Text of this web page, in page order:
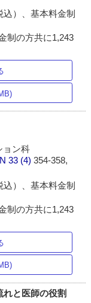
）、基本料金制
制の方共に1,243
ョン科
33 (4)354-358,
）、基本料金制
制の方共に1,243
と医師の役割